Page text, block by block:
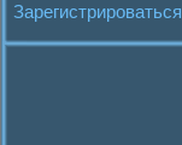
Зарегистрироваться